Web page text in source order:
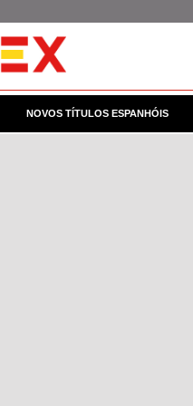
NOVOS TÍTULOS ESPANHÓIS